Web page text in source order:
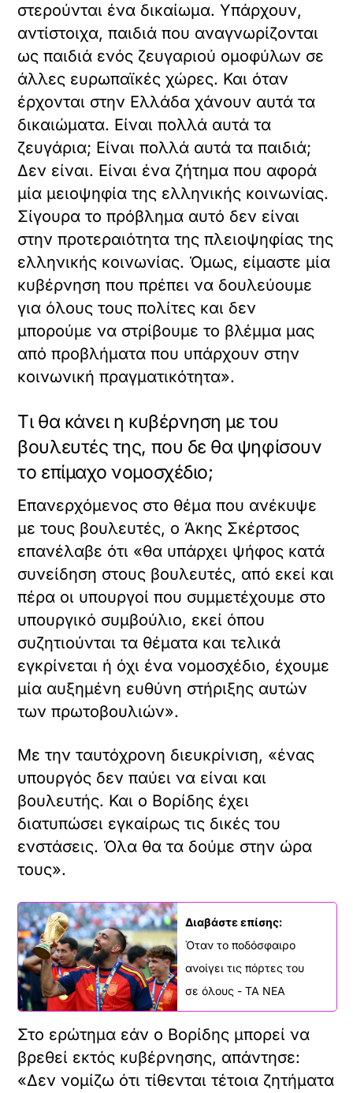
στερούνται ένα δικαίωμα. Υπάρχουν,
αντίστοιχα, παιδιά που αναγνωρίζονται
ως παιδιά ενός ζευγαριού ομοφύλων σε
άλλες ευρωπαϊκές χώρες. Και όταν
έρχονται στην Ελλάδα χάνουν αυτά τα
δικαιώματα. Είναι πολλά αυτά τα
ζευγάρια; Είναι πολλά αυτά τα παιδιά;
Δεν είναι. Είναι ένα ζήτημα που αφορά
μία μειοψηφία της ελληνικής κοινωνίας.
Σίγουρα το πρόβλημα αυτό δεν είναι
στην προτεραιότητα της πλειοψηφίας της
ελληνικής κοινωνίας. Όμως, είμαστε μία
κυβέρνηση που πρέπει να δουλεύουμε
για όλους τους πολίτες και δεν
μπορούμε να στρίβουμε το βλέμμα μας
από προβλήματα που υπάρχουν στην
κοινωνική πραγματικότητα».
Τι θα κάνει η κυβέρνηση με του
βουλευτές της, που δε θα ψηφίσουν
το επίμαχο νομοσχέδιο;
Επανερχόμενος στο θέμα που ανέκυψε
με τους βουλευτές, ο Άκης Σκέρτσος
επανέλαβε ότι «θα υπάρχει ψήφος κατά
συνείδηση στους βουλευτές, από εκεί και
πέρα οι υπουργοί που συμμετέχουμε στο
υπουργικό συμβούλιο, εκεί όπου
συζητιούνται τα θέματα και τελικά
εγκρίνεται ή όχι ένα νομοσχέδιο, έχουμε
μία αυξημένη ευθύνη στήριξης αυτών
των πρωτοβουλιών».
Με την ταυτόχρονη διευκρίνιση, «ένας
υπουργός δεν παύει να είναι και
βουλευτής. Και ο Βορίδης έχει
διατυπώσει εγκαίρως τις δικές του
ενστάσεις. Όλα θα τα δούμε στην ώρα
τους».
Διαβάστε επίσης:
Όταν το ποδόσφαιρο
ανοίγει τις πόρτες του
σε όλους - ΤΑ ΝΕΑ
Στο ερώτημα εάν ο Βορίδης μπορεί να
βρεθεί εκτός κυβέρνησης, απάντησε:
«Δεν νομίζω ότι τίθενται τέτοια ζητήματα